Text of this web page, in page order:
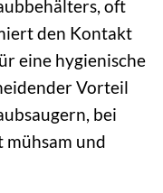
oft
den Kontakt
eine hygienische
Vorteil
bei
mühsam und